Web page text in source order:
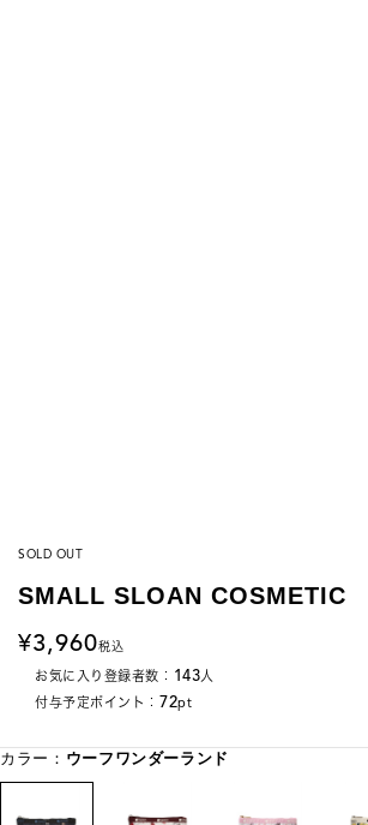
SOLD OUT
SMALL SLOAN COSMETIC
3,960税込
お気に入り登録者数： 143人
付与予定ポイント： 72pt
カラー： ウーフワンダーランド